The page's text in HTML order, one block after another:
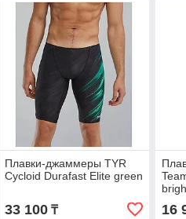
Плавки-джаммеры TYR
Cycloid Durafast Elite green
33 100₸ 16